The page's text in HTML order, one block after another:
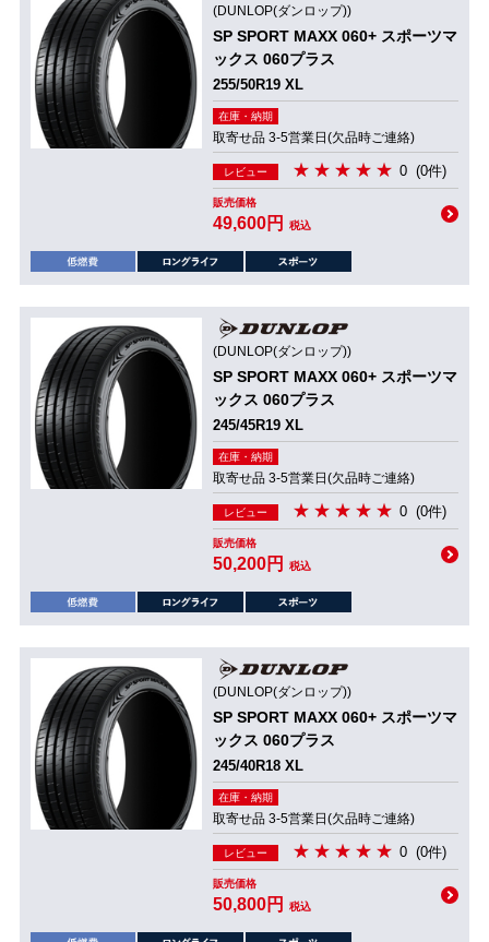
(DUNLOP(ダンロップ))
SP SPORT MAXX 060+ スポーツマ
ックス 060プラス
255/50R19 XL
在庫・納期
取寄せ品 3-5営業日(欠品時ご連絡)
レビュー 0 (0件)
販売価格
49,600円 税込
(DUNLOP(ダンロップ))
SP SPORT MAXX 060+ スポーツマ
ックス 060プラス
245/45R19 XL
在庫・納期
取寄せ品 3-5営業日(欠品時ご連絡)
レビュー 0 (0件)
販売価格
50,200円 税込
(DUNLOP(ダンロップ))
SP SPORT MAXX 060+ スポーツマ
ックス 060プラス
245/40R18 XL
在庫・納期
取寄せ品 3-5営業日(欠品時ご連絡)
レビュー 0 (0件)
販売価格
50,800円 税込